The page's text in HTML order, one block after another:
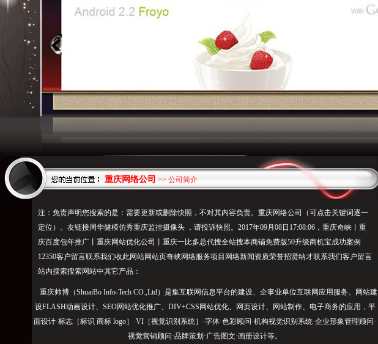
重庆网络公司 >> 公司简介
注：免责声明您搜索的是：需要更新或删除快照，不对其内容负责。重庆网络公司（可点击关键词逐一
定位）。友链接周华健模仿秀重庆监控摄像头 ，请投诉快照。2017年09月08日17:08:06，重庆奇峡丨重
庆百度包年推广丨重庆网站优化公司丨重庆一比多总代搜全站搜本商铺免费版50升级商机宝成功案例
12350客户留言联系我们收此网站网站页奇峡网络服务项目网络新闻资质荣誉招贤纳才联系我们客户留言
站内搜索搜索网站中其它产品：
重庆帅博（ShuaiBo Info-Tech CO.,Ltd）是集互联网信息平台的建设、企事业单位互联网应用服务、网站建
设FLASH动画设计、SEO网站优化推广、DIV+CSS网站优化、网页设计、网站制作、电子商务的应用，平
面设计·标志［标识 商标 logo］·VI［视觉识别系统］·字体·色彩顾问·机构视觉识别系统·企业形象管理顾问·
视觉营销顾问·品牌策划·广告图文·画册设计等。